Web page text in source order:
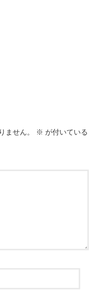
ません。 ※ が付いている